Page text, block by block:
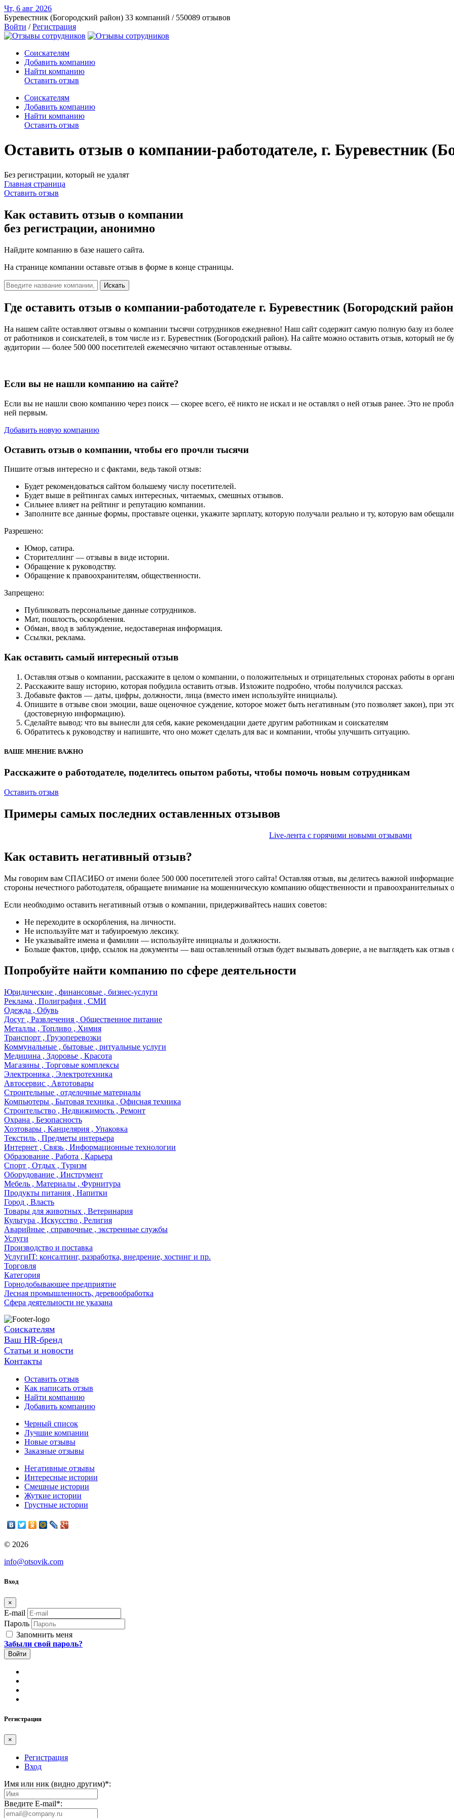
Чт, 6 авг 2026
Буревестник (Богородский район) 33 компаний / 550089 отзывов
Войти /Регистрация
Соискателям
Добавить компанию
Найти компанию
Оставить отзыв
Соискателям
Добавить компанию
Найти компанию
Оставить отзыв
Оставить отзыв о компании-работодателе, г. Буревестник
Без регистрации, который не удалят
Главная страница
Оставить отзыв
Как оставить отзыв о компании
без регистрации, анонимно
Найдите компанию в базе нашего сайта.
На странице компании оставьте отзыв в форме в конце страницы.
Искать
Где оставить отзыв о компании-работодателе г. Буревестник (Богородский
На нашем сайте оставляют отзывы о компании тысячи сотрудников ежедневно! Наш сайт содержит самую полную базу из
от работников и соискателей, в том числе из г. Буревестник (Богородский район). На сайте можно оставить отзыв, который не
аудитории — более 500 000 посетителей ежемесячно читают оставленные отзывы.
Если вы не нашли компанию на сайте?
Если вы не нашли свою компанию через поиск — скорее всего, её никто не искал и не оставлял о ней отзыв ранее. Это не
ней первым.
Добавить новую компанию
Оставить отзыв о компании, чтобы его прочли тысячи
Пишите отзыв интересно и с фактами, ведь такой отзыв:
Будет рекомендоваться сайтом большему числу посетителей.
Будет выше в рейтингах самых интересных, читаемых, смешных отзывов.
Сильнее влияет на рейтинг и репутацию компании.
Заполните все данные формы, проставьте оценки, укажите зарплату, которую получали реально и ту, которую вам
Разрешено:
Юмор, сатира.
Сторителлинг — отзывы в виде истории.
Обращение к руководству.
Обращение к правоохранителям, общественности.
Запрещено:
Публиковать персональные данные сотрудников.
Мат, пошлость, оскорбления.
Обман, ввод в заблуждение, недоставерная информация.
Ссылки, реклама.
Как оставить самый интересный отзыв
Оставляя отзыв о компании, расскажите в целом о компании, о положительных и отрицательных сторонах работы в
Расскажите вашу историю, которая побудила оставить отзыв. Изложите подробно, чтобы получился рассказ.
Добавьте фактов — даты, цифры, должности, лица (вместо имен используйте инициалы).
Опишите в отзыве свои эмоции, ваше оценочное суждение, которое может быть негативным (это позволяет закон), при
(достоверную информацию).
Сделайте вывод: что вы вынесли для себя, какие рекомендации даете другим работникам и соискателям
Обратитесь к руководству и напишите, что оно может сделать для вас и компании, чтобы улучшить ситуацию.
ВАШЕ МНЕНИЕ ВАЖНО
Расскажите о работодателе, поделитесь опытом работы, чтобы помочь новым сотрудникам
Оставить отзыв
Примеры самых последних оставленных отзывов
Live-лента с горячими новыми отзывами
Как оставить негативный отзыв?
Мы говорим вам СПАСИБО от имени более 500 000 посетителей этого сайта! Оставляя отзыв, вы делитесь важной
стороны нечестного работодателя, обращаете внимание на мошенническую компанию общественности и правоохранительных
Если необходимо оставить негативный отзыв о компании, придерживайтесь наших советов:
Не переходите в оскорбления, на личности.
Не используйте мат и табуироемую лексику.
Не указывайте имена и фамилии — используйте инициалы и должности.
Больше фактов, цифр, ссылок на документы — ваш оставленный отзыв будет вызывать доверие, а не выглядеть как
Попробуйте найти компанию по сфере деятельности
Юридические , финансовые , бизнес-услуги
Реклама , Полиграфия , СМИ
Одежда , Обувь
Досуг , Развлечения , Общественное питание
Металлы , Топливо , Химия
Транспорт , Грузоперевозки
Коммунальные , бытовые , ритуальные услуги
Медицина , Здоровье , Красота
Магазины , Торговые комплексы
Электроника , Электротехника
Автосервис , Автотовары
Строительные , отделочные материалы
Компьютеры , Бытовая техника , Офисная техника
Строительство , Недвижимость , Ремонт
Охрана , Безопасность
Хозтовары , Канцелярия , Упаковка
Текстиль , Предметы интерьера
Интернет , Связь , Информационные технологии
Образование , Работа , Карьера
Спорт , Отдых , Туризм
Оборудование , Инструмент
Мебель , Материалы , Фурнитура
Продукты питания , Напитки
Город , Власть
Товары для животных , Ветеринария
Культура , Искусство , Религия
Аварийные , справочные , экстренные службы
Услуги
Производство и поставка
УслугиIT: консалтинг, разработка, внедрение, хостинг и пр.
Торговля
Категория
Горнодобывающее предприятие
Лесная промышленность, деревообработка
Сфера деятельности не указана
Соискателям
Ваш HR-бренд
Статьи и новости
Контакты
Оставить отзыв
Как написать отзыв
Найти компанию
Добавить компанию
Черный список
Лучшие компании
Новые отзывы
Заказные отзывы
Негативные отзывы
Интересные истории
Смешные истории
Жуткие истории
Грустные истории
© 2026
info@otsovik.com
Вход
×
E-mail
Пароль
Запомнить меня
Забыли свой пароль?
Регистрация
×
Регистрация
Вход
Имя или ник (видно другим)*:
Введите E-mail*: